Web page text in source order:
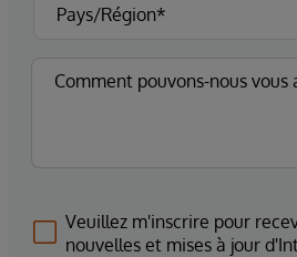
Veuillez m'inscrire pour
nouvelles et mises à jour